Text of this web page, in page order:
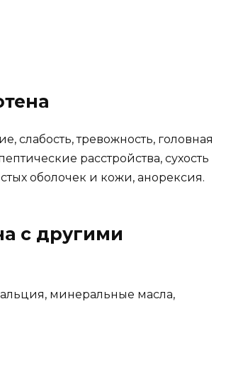
слабость, тревожность, головная
расстройства, сухость
оболочек и кожи, анорексия.
с другими
минеральные масла,